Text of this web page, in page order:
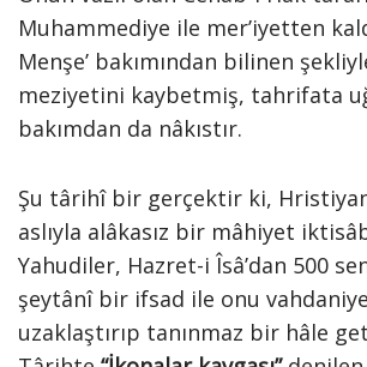
Muhammediye ile mer’iyetten
Menşe’ bakımından bilinen
meziyetini kaybetmiş, tahrifata
bakımdan da nâkıstır.
Şu târihî bir gerçektir ki,
aslıyla alâkasız bir mâhiyet
Yahudiler, Hazret-i Îsâ’dan 500
şeytânî bir ifsad ile onu
uzaklaştırıp tanınmaz bir hâle